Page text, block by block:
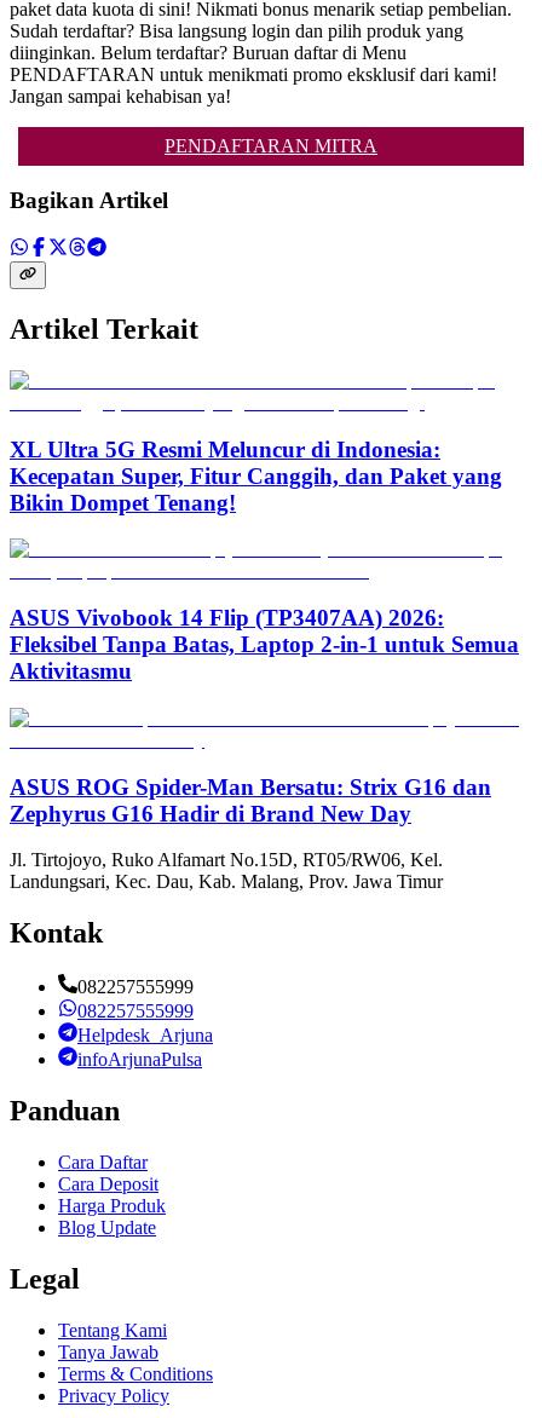
paket data kuota di sini! Nikmati bonus menarik setiap pembelian.
Sudah terdaftar? Bisa langsung login dan pilih produk yang
diinginkan. Belum terdaftar? Buruan daftar di Menu
PENDAFTARAN untuk menikmati promo eksklusif dari kami!
Jangan sampai kehabisan ya!
PENDAFTARAN MITRA
Bagikan Artikel
Artikel Terkait
XL Ultra 5G Resmi Meluncur di Indonesia:
Kecepatan Super, Fitur Canggih, dan Paket yang
Bikin Dompet Tenang!
ASUS Vivobook 14 Flip (TP3407AA) 2026:
Fleksibel Tanpa Batas, Laptop 2-in-1 untuk Semua
Aktivitasmu
ASUS ROG Spider-Man Bersatu: Strix G16 dan
Zephyrus G16 Hadir di Brand New Day
Jl. Tirtojoyo, Ruko Alfamart No.15D, RT05/RW06, Kel.
Landungsari, Kec. Dau, Kab. Malang, Prov. Jawa Timur
Kontak
082257555999
082257555999
Helpdesk_Arjuna
infoArjunaPulsa
Panduan
Cara Daftar
Cara Deposit
Harga Produk
Blog Update
Legal
Tentang Kami
Tanya Jawab
Terms & Conditions
Privacy Policy